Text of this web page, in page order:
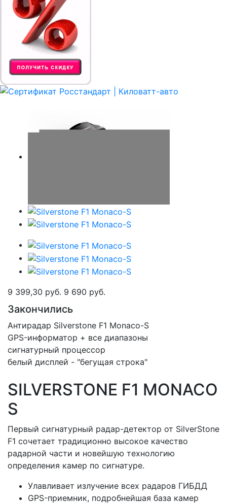
9 399,30 руб. 9 690 руб.
Закончились
Антирадар Silverstone F1 Monaco-S
GPS-информатор + все диапазоны
сигнатурный процессор
белый дисплей - "бегущая строка"
SILVERSTONE F1 MONACO
S
Первый сигнатурный радар-детектор от SilverStone
F1 сочетает традиционно высокое качество
радарной части и новейшую технологию
определения камер по сигнатуре.
Улавливает излучение всех радаров ГИБДД
GPS-приемник, подробнейшая база камер